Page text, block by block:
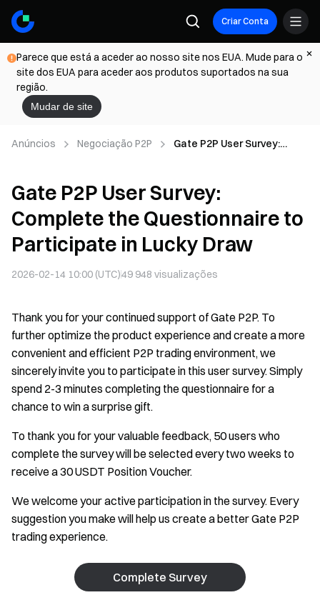
Criar Conta
Parece que está a aceder ao nosso site nos EUA. Mude para o
site dos EUA para aceder aos produtos suportados na sua
região.
Mudar de site
Anúncios Negociação P2P
Gate P2P User Survey:
Participate in Lucky Draw
Gate P2P User Survey:
Complete the Questionnaire to
Participate in Lucky Draw
2026-02-14 10:00 (UTC)49 948 visualizações
Thank you for your continued support of Gate P2P. To
further optimize the product experience and create a more
convenient and efficient P2P trading environment, we
sincerely invite you to participate in this user survey. Simply
spend 2-3 minutes completing the questionnaire for a
chance to win a surprise gift.
To thank you for your valuable feedback, 50 users who
complete the survey will be selected every two weeks to
receive a 30 USDT Position Voucher.
We welcome your active participation in the survey. Every
suggestion you make will help us create a better Gate P2P
trading experience.
Complete Survey